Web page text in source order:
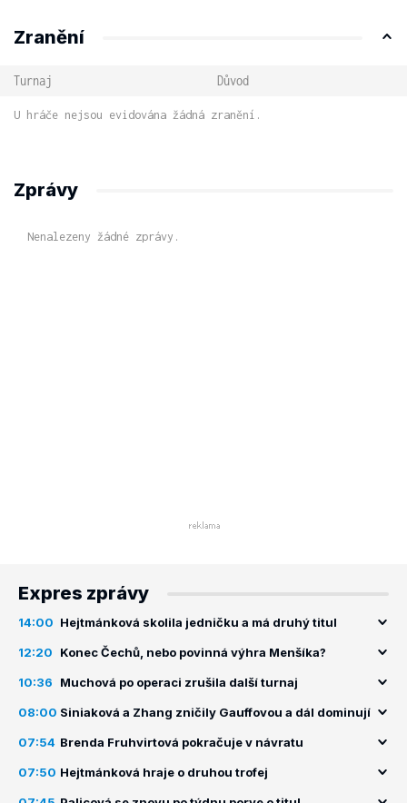
Zranění
Turnaj Důvod
U hráče nejsou evidována žádná zranění.
Zprávy
Nenalezeny žádné zprávy.
Expres zprávy
14:00 Hejtmánková skolila jedničku a má druhý titul
12:20 Konec Čechů, nebo povinná výhra Menšíka?
10:36 Muchová po operaci zrušila další turnaj
08:00 Siniaková a Zhang zničily Gauffovou a dál dominují
07:54 Brenda Fruhvirtová pokračuje v návratu
07:50 Hejtmánková hraje o druhou trofej